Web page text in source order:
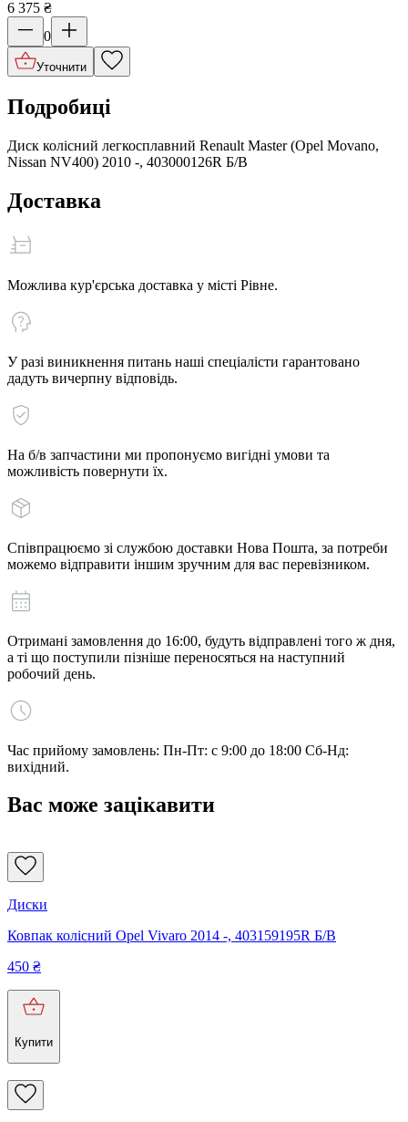
6 375 ₴
0
Уточнити
Подробиці
Диск колісний легкосплавний Renault Master (Opel Movano,
Nissan NV400) 2010 -, 403000126R Б/В
Доставка
Можлива кур'єрська доставка у місті Рівне.
У разі виникнення питань наші спеціалісти гарантовано
дадуть вичерпну відповідь.
На б/в запчастини ми пропонуємо вигідні умови та
можливість повернути їх.
Співпрацюємо зі службою доставки Нова Пошта, за потреби
можемо відправити іншим зручним для вас перевізником.
Отримані замовлення до 16:00, будуть відправлені того ж дня,
а ті що поступили пізніше переносяться на наступний
робочий день.
Час прийому замовлень: Пн-Пт: с 9:00 до 18:00 Сб-Нд:
вихідний.
Вас може зацікавити
Диски
Ковпак колісний Opel Vivaro 2014 -, 403159195R Б/В
450 ₴
Купити